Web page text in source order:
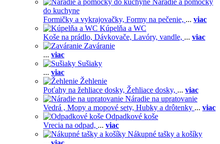
Náradie a pomôcky
do kuchyne
Formičky a vykrajovačky, Formy na pečenie, ... viac
Kúpelňa a WC
Koše na prádlo, Dávkovače, Lavóry, vandle, ... viac
Zaváranie
... viac
Sušiaky
... viac
Žehlenie
Poťahy na žehliace dosky, Žehliace dosky, ... viac
Náradie na upratovanie
Vedrá , Mopy a mopové sety, Hubky a drôtenky ... viac
Odpadkové koše
Vrecia na odpad, ... viac
Nákupné tašky a košíky